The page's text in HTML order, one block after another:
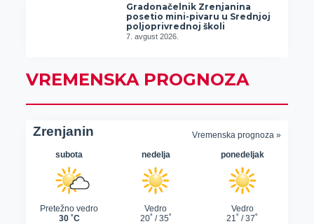
Gradonačelnik Zrenjanina
posetio mini-pivaru u Srednjoj
poljoprivrednoj školi
7. avgust 2026.
VREMENSKA PROGNOZA